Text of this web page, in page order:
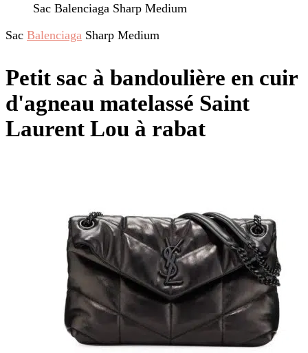
Sac Balenciaga Sharp Medium
Sac Balenciaga Sharp Medium
Petit sac à bandoulière en cuir
d'agneau matelassé Saint
Laurent Lou à rabat